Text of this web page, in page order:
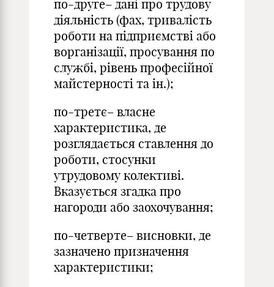
по-друге– дані про трудову
діяльність (фах, тривалість
роботи на підприємстві або
ворганізації, просування по
службі, рівень професійної
майстерності та ін.);
по-третє– власне
характеристика, де
розглядається ставлення до
роботи, стосунки
утрудовому колективі.
Вказується згадка про
нагороди або заохочування;
по-четверте– висновки, де
зазначено призначення
характеристики;